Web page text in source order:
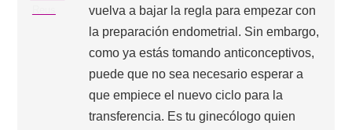
vuelva a bajar la regla para empezar con
la preparación endometrial. Sin embargo,
como ya estás tomando anticonceptivos,
puede que no sea necesario esperar a
que empiece el nuevo ciclo para la
transferencia. Es tu ginecólogo quien